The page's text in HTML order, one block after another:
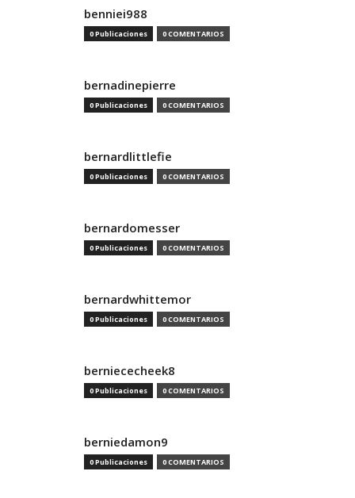
benniei988
0 Publicaciones 0 COMENTARIOS
bernadinepierre
0 Publicaciones 0 COMENTARIOS
bernardlittlefie
0 Publicaciones 0 COMENTARIOS
bernardomesser
0 Publicaciones 0 COMENTARIOS
bernardwhittemor
0 Publicaciones 0 COMENTARIOS
berniececheek8
0 Publicaciones 0 COMENTARIOS
berniedamon9
0 Publicaciones 0 COMENTARIOS